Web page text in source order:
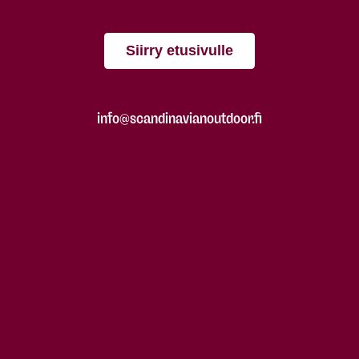
Siirry etusivulle
info@scandinavianoutdoor.fi